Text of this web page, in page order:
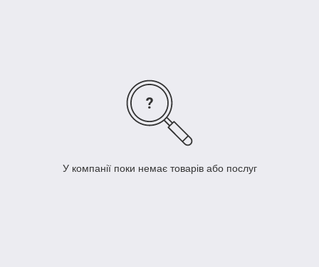
У компанії поки немає товарів або послуг